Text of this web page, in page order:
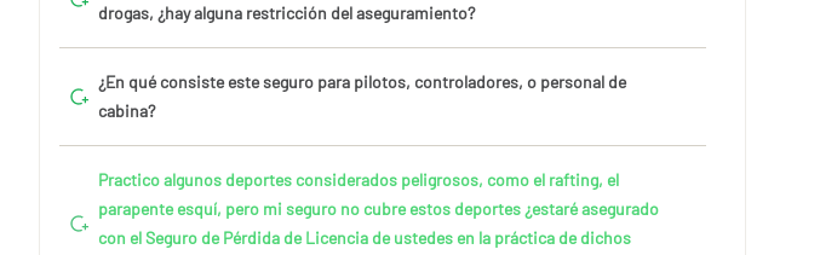
drogas, ¿hay alguna restricción del aseguramiento?
¿En qué consiste este seguro para pilotos, controladores, o personal de
cabina?
Practico algunos deportes considerados peligrosos, como el rafting, el
parapente esquí, pero mi seguro no cubre estos deportes ¿estaré asegurado
con el Seguro de Pérdida de Licencia de ustedes en la práctica de dichos